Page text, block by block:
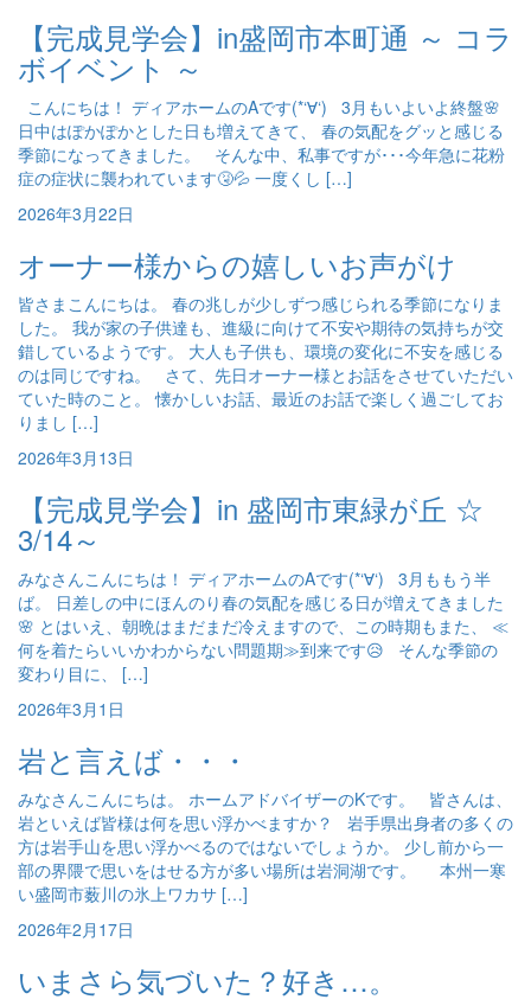
【完成見学会】in盛岡市本町通 ～ コラ
ボイベント ～
こんにちは！ ディアホームのAです(*‘∀‘) 3月もいよいよ終盤🌸
日中はぽかぽかとした日も増えてきて、 春の気配をグッと感じる
季節になってきました。 そんな中、私事ですが･･･今年急に花粉
症の症状に襲われています🤧💦 一度くし […]
2026年3月22日
オーナー様からの嬉しいお声がけ
皆さまこんにちは。 春の兆しが少しずつ感じられる季節になりま
した。 我が家の子供達も、進級に向けて不安や期待の気持ちが交
錯しているようです。 大人も子供も、環境の変化に不安を感じる
のは同じですね。 さて、先日オーナー様とお話をさせていただい
ていた時のこと。 懐かしいお話、最近のお話で楽しく過ごしてお
りまし […]
2026年3月13日
【完成見学会】in 盛岡市東緑が丘 ☆
3/14～
みなさんこんにちは！ ディアホームのAです(*‘∀‘) 3月ももう半
ば。 日差しの中にほんのり春の気配を感じる日が増えてきました
🌸 とはいえ、朝晩はまだまだ冷えますので、この時期もまた、 ≪
何を着たらいいかわからない問題期≫到来です😥 そんな季節の
変わり目に、 […]
2026年3月1日
岩と言えば・・・
みなさんこんにちは。 ホームアドバイザーのKです。 皆さんは、
岩といえば皆様は何を思い浮かべますか？ 岩手県出身者の多くの
方は岩手山を思い浮かべるのではないでしょうか。 少し前から一
部の界隈で思いをはせる方が多い場所は岩洞湖です。 本州一寒
い盛岡市薮川の氷上ワカサ […]
2026年2月17日
いまさら気づいた？好き…。